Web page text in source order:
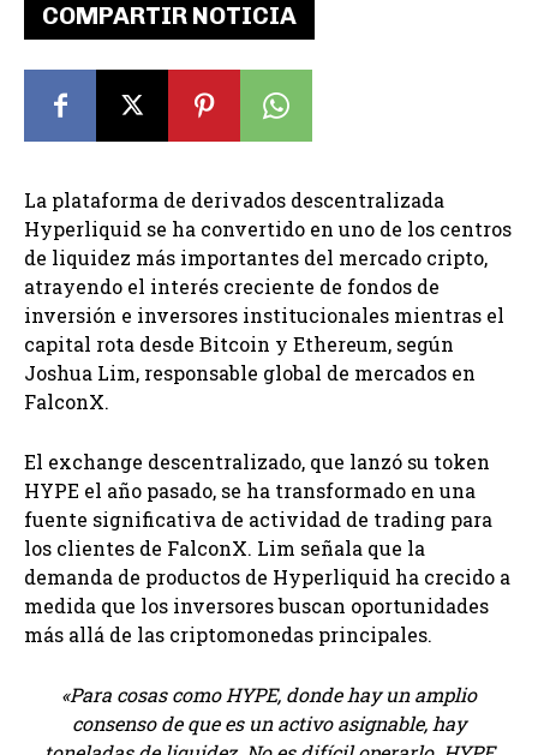
COMPARTIR NOTICIA
La plataforma de derivados descentralizada
Hyperliquid se ha convertido en uno de los centros
de liquidez más importantes del mercado cripto,
atrayendo el interés creciente de fondos de
inversión e inversores institucionales mientras el
capital rota desde Bitcoin y Ethereum, según
Joshua Lim, responsable global de mercados en
FalconX.
El exchange descentralizado, que lanzó su token
HYPE el año pasado, se ha transformado en una
fuente significativa de actividad de trading para
los clientes de FalconX. Lim señala que la
demanda de productos de Hyperliquid ha crecido a
medida que los inversores buscan oportunidades
más allá de las criptomonedas principales.
«Para cosas como HYPE, donde hay un amplio
consenso de que es un activo asignable, hay